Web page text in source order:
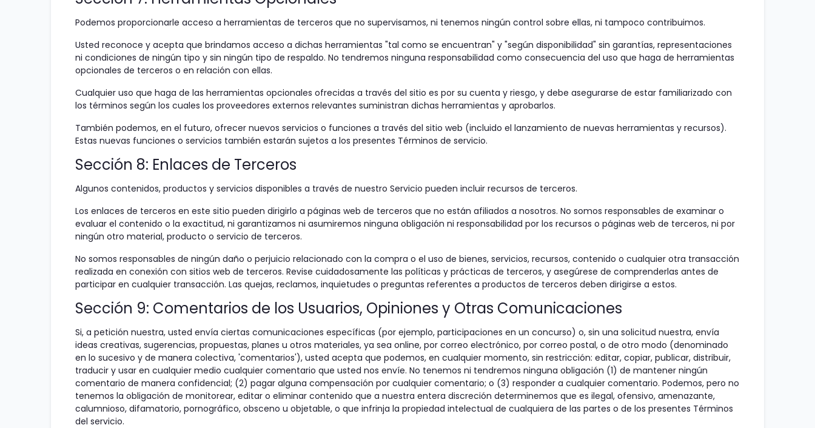
Podemos proporcionarle acceso a herramientas de terceros que no supervisamos, ni tenemos ningún control sobre ellas, ni tampoco contribuimos.
Usted reconoce y acepta que brindamos acceso a dichas herramientas "tal como se encuentran" y "según disponibilidad" sin garantías, representaciones
ni condiciones de ningún tipo y sin ningún tipo de respaldo. No tendremos ninguna responsabilidad como consecuencia del uso que haga de herramientas
opcionales de terceros o en relación con ellas.
Cualquier uso que haga de las herramientas opcionales ofrecidas a través del sitio es por su cuenta y riesgo, y debe asegurarse de estar familiarizado con
los términos según los cuales los proveedores externos relevantes suministran dichas herramientas y aprobarlos.
También podemos, en el futuro, ofrecer nuevos servicios o funciones a través del sitio web (incluido el lanzamiento de nuevas herramientas y recursos).
Estas nuevas funciones o servicios también estarán sujetos a los presentes Términos de servicio.
Sección 8: Enlaces de Terceros
Algunos contenidos, productos y servicios disponibles a través de nuestro Servicio pueden incluir recursos de terceros.
Los enlaces de terceros en este sitio pueden dirigirlo a páginas web de terceros que no están afiliados a nosotros. No somos responsables de examinar o
evaluar el contenido o la exactitud, ni garantizamos ni asumiremos ninguna obligación ni responsabilidad por los recursos o páginas web de terceros, ni por
ningún otro material, producto o servicio de terceros.
No somos responsables de ningún daño o perjuicio relacionado con la compra o el uso de bienes, servicios, recursos, contenido o cualquier otra transacción
realizada en conexión con sitios web de terceros. Revise cuidadosamente las políticas y prácticas de terceros, y asegúrese de comprenderlas antes de
participar en cualquier transacción. Las quejas, reclamos, inquietudes o preguntas referentes a productos de terceros deben dirigirse a estos.
Sección 9: Comentarios de los Usuarios, Opiniones y Otras Comunicaciones
Si, a petición nuestra, usted envía ciertas comunicaciones específicas (por ejemplo, participaciones en un concurso) o, sin una solicitud nuestra, envía
ideas creativas, sugerencias, propuestas, planes u otros materiales, ya sea online, por correo electrónico, por correo postal, o de otro modo (denominado
en lo sucesivo y de manera colectiva, 'comentarios'), usted acepta que podemos, en cualquier momento, sin restricción: editar, copiar, publicar, distribuir,
traducir y usar en cualquier medio cualquier comentario que usted nos envíe. No tenemos ni tendremos ninguna obligación (1) de mantener ningún
comentario de manera confidencial; (2) pagar alguna compensación por cualquier comentario; o (3) responder a cualquier comentario. Podemos, pero no
tenemos la obligación de monitorear, editar o eliminar contenido que a nuestra entera discreción determinemos que es ilegal, ofensivo, amenazante,
calumnioso, difamatorio, pornográfico, obsceno u objetable, o que infrinja la propiedad intelectual de cualquiera de las partes o de los presentes Términos
del servicio.